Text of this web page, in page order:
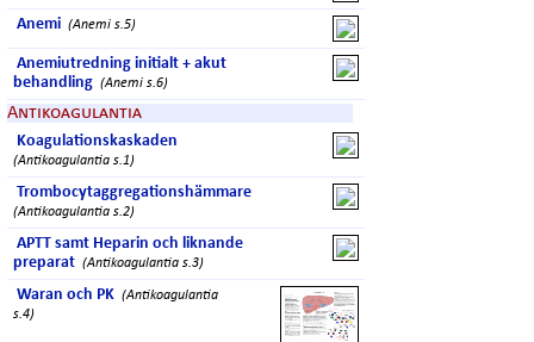
Anemi (Anemi s.5)
Anemiutredning initialt + akut
behandling (Anemi s.6)
Antikoagulantia
Koagulationskaskaden
(Antikoagulantia s.1)
Trombocytaggregationshämmare
(Antikoagulantia s.2)
APTT samt Heparin och liknande
preparat (Antikoagulantia s.3)
Waran och PK (Antikoagulantia
s.4)